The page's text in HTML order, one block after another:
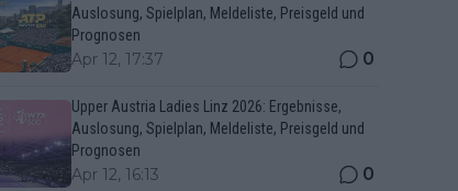
Auslosung, Spielplan, Meldeliste, Preisgeld und
Prognosen
Apr 12, 17:37 0
Upper Austria Ladies Linz 2026: Ergebnisse,
Auslosung, Spielplan, Meldeliste, Preisgeld und
Prognosen
Apr 12, 16:13 0